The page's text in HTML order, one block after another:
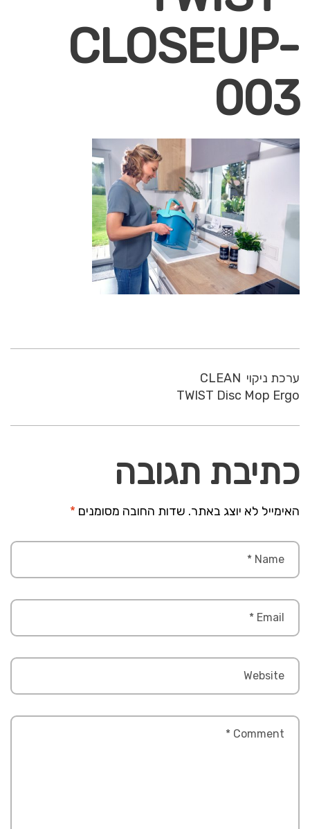
CLOSEUP-
003
ערכת ניקוי CLEAN
TWIST Disc Mop Ergo
כתיבת תגובה
האימייל לא יוצג באתר. שדות החובה מסומנים *